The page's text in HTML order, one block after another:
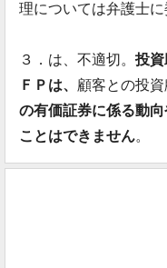
理については弁護士に
３．は、不適切。 投
ＦＰは、 顧客との投資
の有価証券に係る動
ことはできません。